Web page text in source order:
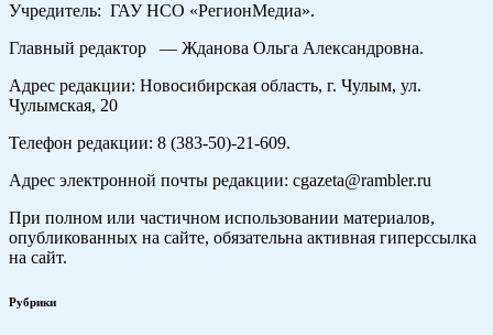
Учредитель: ГАУ НСО «РегионМедиа».
Главный редактор — Жданова Ольга Александровна.
Адрес редакции: Новосибирская область, г. Чулым, ул.
Чулымская, 20
Телефон редакции: 8 (383-50)-21-609.
Адрес электронной почты редакции: cgazeta@rambler.ru
При полном или частичном использовании материалов,
опубликованных на сайте, обязательна активная гиперссылка
на сайт.
Рубрики